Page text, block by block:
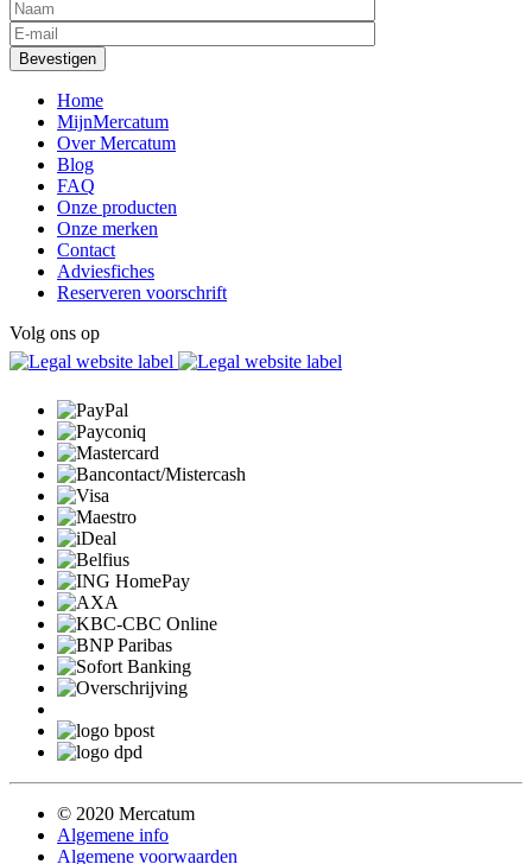
Home
MijnMercatum
Over Mercatum
Blog
FAQ
Onze producten
Onze merken
Contact
Adviesfiches
Reserveren voorschrift
Volg ons op
© 2020 Mercatum
Algemene info
Algemene voorwaarden